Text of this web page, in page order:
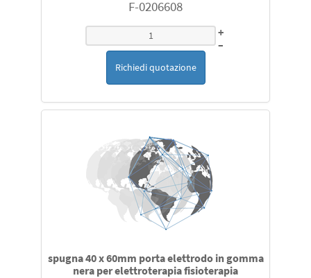
F-0206608
+
–
Richiedi quotazione
spugna 40 x 60mm porta elettrodo in gomma
nera per elettroterapia fisioterapia